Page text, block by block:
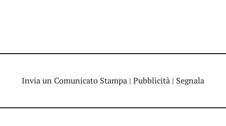
Invia un Comunicato Stampa | Pubblicità | Segnala